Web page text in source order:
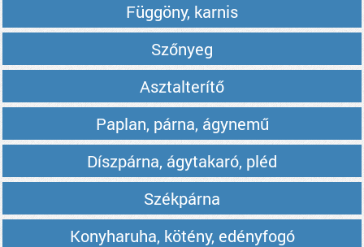
Függöny, karnis
Szőnyeg
Asztalterítő
Paplan, párna, ágynemű
Díszpárna, ágytakaró, pléd
Székpárna
Konyharuha, kötény, edényfogó